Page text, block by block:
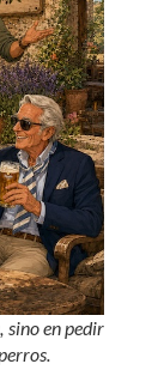
sino en pedir